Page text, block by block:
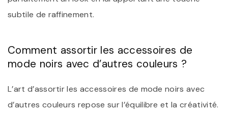
subtile de raffinement.
Comment assortir les accessoires de
mode noirs avec d’autres couleurs ?
L’art d’assortir les accessoires de mode noirs avec
d’autres couleurs repose sur l’équilibre et la créativité.